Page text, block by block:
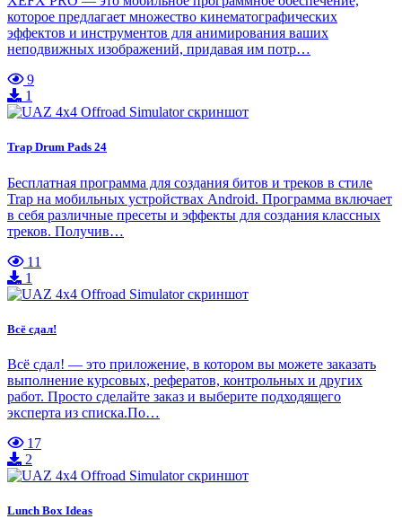
которое предлагает множество кинематографических
эффектов и инструментов для анимирования ваших
неподвижных изображений, придавая им потр…
9
1
Trap Drum Pads 24
Бесплатная программа для создания битов и треков в стиле
Trap на мобильных устройствах Android. Программа включает
в себя различные пресеты и эффекты для создания классных
треков. Получив…
11
1
Всё сдал!
Всё сдал! — это приложение, в котором вы можете заказать
выполнение курсовых, рефератов, контрольных и других
работ. Просто сделайте заказ и выберите подходящего
эксперта из списка.По…
17
2
Lunch Box Ideas